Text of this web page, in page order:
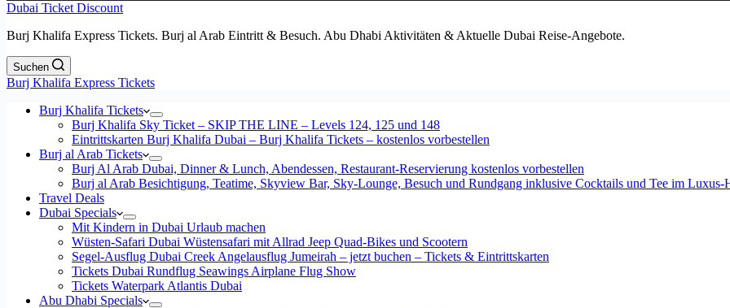
Dubai Ticket Discount
Burj Khalifa Express Tickets. Burj al Arab Eintritt & Besuch. Abu Dhabi Aktivitäten & Aktuelle Dubai Reise-Angebote.
Suchen
Burj Khalifa Express Tickets
Burj Khalifa Tickets
Burj Khalifa Sky Ticket – SKIP THE LINE – Levels 124, 125 und 148
Eintrittskarten Burj Khalifa Dubai – Burj Khalifa Tickets – kostenlos vorbestellen
Burj al Arab Tickets
Burj Al Arab Dubai, Dinner & Lunch, Abendessen, Restaurant-Reservierung kostenlos vorbestellen
Burj al Arab Besichtigung, Teatime, Skyview Bar, Sky-Lounge, Besuch und Rundgang inklusive Cocktails und Tee im Luxus-
Travel Deals
Dubai Specials
Mit Kindern in Dubai Urlaub machen
Wüsten-Safari Dubai Wüstensafari mit Allrad Jeep Quad-Bikes und Scootern
Segel-Ausflug Dubai Creek Angelausflug Jumeirah – jetzt buchen – Tickets & Eintrittskarten
Tickets Dubai Rundflug Seawings Airplane Flug Show
Tickets Waterpark Atlantis Dubai
Abu Dhabi Specials